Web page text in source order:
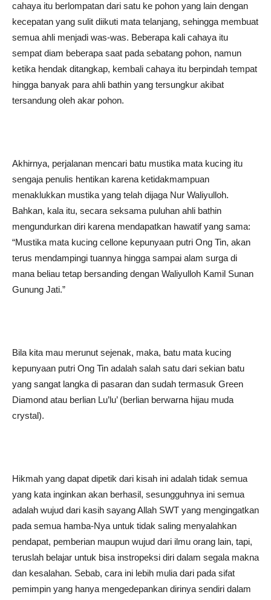
cahaya itu berlompatan dari satu ke pohon yang lain dengan
kecepatan yang sulit diikuti mata telanjang, sehingga membuat
semua ahli menjadi was-was. Beberapa kali cahaya itu
sempat diam beberapa saat pada sebatang pohon, namun
ketika hendak ditangkap, kembali cahaya itu berpindah tempat
hingga banyak para ahli bathin yang tersungkur akibat
tersandung oleh akar pohon.
Akhirnya, perjalanan mencari batu mustika mata kucing itu
sengaja penulis hentikan karena ketidakmampuan
menaklukkan mustika yang telah dijaga Nur Waliyulloh.
Bahkan, kala itu, secara seksama puluhan ahli bathin
mengundurkan diri karena mendapatkan hawatif yang sama:
“Mustika mata kucing cellone kepunyaan putri Ong Tin, akan
terus mendampingi tuannya hingga sampai alam surga di
mana beliau tetap bersanding dengan Waliyulloh Kamil Sunan
Gunung Jati.”
Bila kita mau merunut sejenak, maka, batu mata kucing
kepunyaan putri Ong Tin adalah salah satu dari sekian batu
yang sangat langka di pasaran dan sudah termasuk Green
Diamond atau berlian Lu’lu’ (berlian berwarna hijau muda
crystal).
Hikmah yang dapat dipetik dari kisah ini adalah tidak semua
yang kata inginkan akan berhasil, sesungguhnya ini semua
adalah wujud dari kasih sayang Allah SWT yang mengingatkan
pada semua hamba-Nya untuk tidak saling menyalahkan
pendapat, pemberian maupun wujud dari ilmu orang lain, tapi,
teruslah belajar untuk bisa instropeksi diri dalam segala makna
dan kesalahan. Sebab, cara ini lebih mulia dari pada sifat
pemimpin yang hanya mengedepankan dirinya sendiri dalam